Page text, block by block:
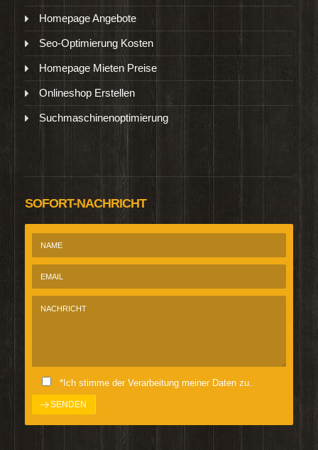
Homepage Angebote
Seo-Optimierung Kosten
Homepage Mieten Preise
Onlineshop Erstellen
Suchmaschinenoptimierung
SOFORT-NACHRICHT
*Ich stimme der Verarbeitung meiner Daten zu.